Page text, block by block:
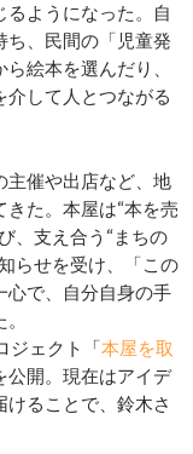
るようになった。自
ち、民間の「児童発
絵本を選んだり、
して人とつながる
催や出店など、地
た。本屋は“本を売
、支え合う“まちの
らせを受け、「この
心で、自分自身の手
ジェクト「本屋を取
公開。現在はアイデ
ることで、鈴木さ